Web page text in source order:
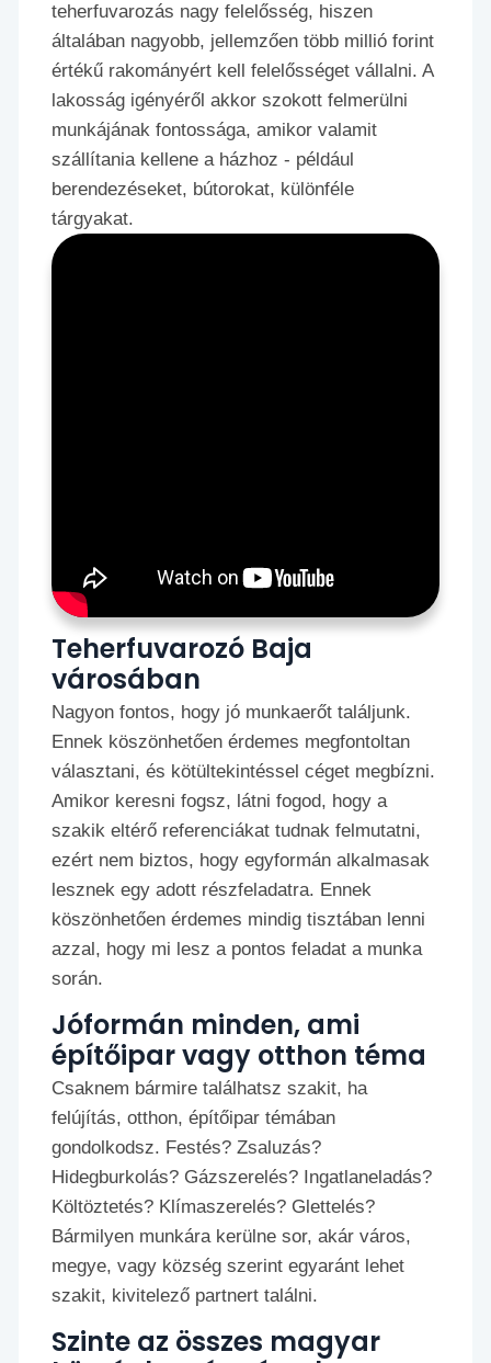
teherfuvarozás nagy felelősség, hiszen
általában nagyobb, jellemzően több millió forint
értékű rakományért kell felelősséget vállalni. A
lakosság igényéről akkor szokott felmerülni
munkájának fontossága, amikor valamit
szállítania kellene a házhoz - például
berendezéseket, bútorokat, különféle
tárgyakat.
Teherfuvarozó Baja
városában
Nagyon fontos, hogy jó munkaerőt találjunk.
Ennek köszönhetően érdemes megfontoltan
választani, és kötültekintéssel céget megbízni.
Amikor keresni fogsz, látni fogod, hogy a
szakik eltérő referenciákat tudnak felmutatni,
ezért nem biztos, hogy egyformán alkalmasak
lesznek egy adott részfeladatra. Ennek
köszönhetően érdemes mindig tisztában lenni
azzal, hogy mi lesz a pontos feladat a munka
során.
Jóformán minden, ami
építőipar vagy otthon téma
Csaknem bármire találhatsz szakit, ha
felújítás, otthon, építőipar témában
gondolkodsz. Festés? Zsaluzás?
Hidegburkolás? Gázszerelés? Ingatlaneladás?
Költöztetés? Klímaszerelés? Glettelés?
Bármilyen munkára kerülne sor, akár város,
megye, vagy község szerint egyaránt lehet
szakit, kivitelező partnert találni.
Szinte az összes magyar